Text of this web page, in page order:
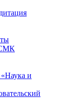
СМК
и